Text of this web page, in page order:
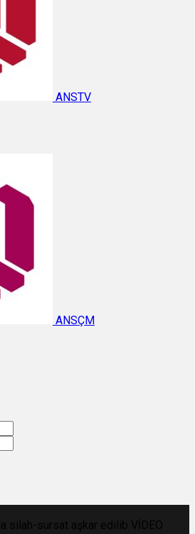
ANSTV
ANSÇM
silah-sursat aşkar edilib VİDEO